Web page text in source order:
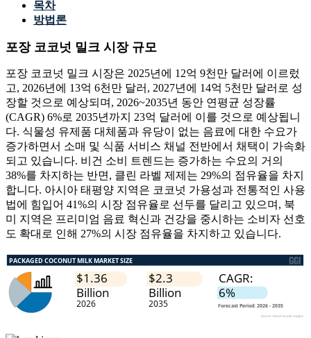
목차
방법론
포장 코코넛 밀크 시장 규모
포장 코코넛 밀크 시장은 2025년에 12억 9천만 달러에 이르렀
고, 2026년에 13억 6천만 달러, 2027년에 14억 5천만 달러로 성
장할 것으로 예상되며, 2026~2035년 동안 연평균 성장률
(CAGR) 6%로 2035년까지 23억 달러에 이를 것으로 예상됩니
다. 식물성 유제품 대체품과 유당이 없는 음료에 대한 수요가
증가하면서 소매 및 식품 서비스 채널 전반에서 채택이 가속화
되고 있습니다. 비건 소비 트렌드는 증가하는 수요의 거의
38%를 차지하는 반면, 클린 라벨 제제는 29%의 점유율을 차지
합니다. 아시아 태평양 지역은 코코넛 가용성과 전통적인 사용
법에 힘입어 41%의 시장 점유율로 선두를 달리고 있으며, 북
미 지역은 프리미엄 음료 혁신과 건강을 중시하는 소비자 선호
도 확대로 인해 27%의 시장 점유율을 차지하고 있습니다.